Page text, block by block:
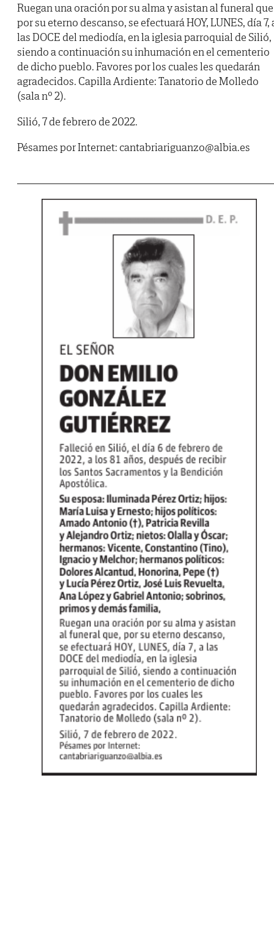
Ruegan una oración por su alma y asistan al funeral
por su eterno descanso, se efectuará HOY, LUNES, día 7,
las DOCE del mediodía, en la iglesia parroquial de Silió,
siendo a continuación su inhumación en el cementerio
de dicho pueblo. Favores por los cuales les quedarán
agradecidos. Capilla Ardiente: Tanatorio de Molledo
(sala nº 2).
Silió, 7 de febrero de 2022.
Pésames por Internet: cantabriariguanzo@albia.es